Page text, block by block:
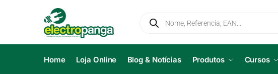
Home Loja Online Blog & Notícias Produtos Cursos